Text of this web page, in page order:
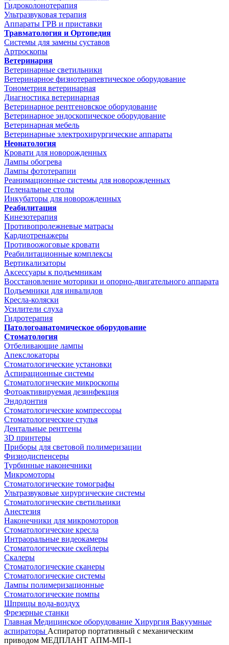
Гидроколонотерапия
Ультразвуковая терапия
Аппараты ГРВ и приставки
Травматология и Ортопедия
Системы для замены суставов
Артроскопы
Ветеринария
Ветеринарные светильники
Ветеринарное физиотерапевтическое оборудование
Тонометрия ветеринарная
Диагностика ветеринарная
Ветеринарное рентгеновское оборудование
Ветеринарное эндоскопическое оборудование
Ветеринарная мебель
Ветеринарные электрохирургические аппараты
Неонатология
Кровати для новорожденных
Лампы обогрева
Лампы фототерапии
Реанимационные системы для новорожденных
Пеленальные столы
Инкубаторы для новорожденных
Реабилитация
Кинезотерапия
Противопролежневые матрасы
Кардиотренажеры
Противоожоговые кровати
Реабилитационные комплексы
Вертикализаторы
Аксессуары к подъемникам
Восстановление моторики и опорно-двигательного аппарата
Подъемники для инвалидов
Кресла-коляски
Усилители слуха
Гидротерапия
Патологоанатомическое оборудование
Стоматология
Отбеливающие лампы
Апекслокаторы
Стоматологические установки
Аспирационные системы
Стоматологические микроскопы
Фотоактивируемая дезинфекция
Эндодонтия
Стоматологические компрессоры
Стоматологические стулья
Дентальные рентгены
3D принтеры
Приборы для световой полимеризации
Физиодиспенсеры
Турбинные наконечники
Микромоторы
Стоматологические томографы
Ультразвуковые хирургические системы
Стоматологические светильники
Анестезия
Наконечники для микромоторов
Стоматологические кресла
Интраоральные видеокамеры
Стоматологические скейлеры
Скалеры
Стоматологические сканеры
Стоматологические системы
Лампы полимеризационные
Стоматологические помпы
Шприцы вода-воздух
Фрезерные станки
Главная Медицинское оборудование Хирургия Вакуумные
аспираторы Аспиратор портативный с механическим
приводом МЕДПЛАНТ АПМ-МП-1